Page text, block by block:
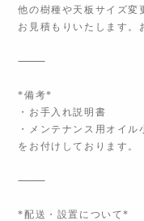
他の樹種や天板サイズ変
お見積もりいたします。
⸻
*備考*
・お手入れ説明書
・メンテナンス用オイル
をお付けしております。
⸻
*配送・設置について*